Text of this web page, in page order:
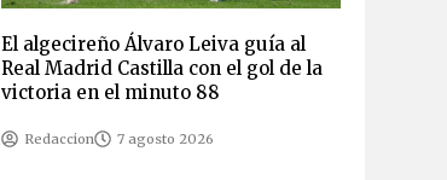
El algecireño Álvaro Leiva guía al
Real Madrid Castilla con el gol de la
victoria en el minuto 88
Redaccion 7 agosto 2026